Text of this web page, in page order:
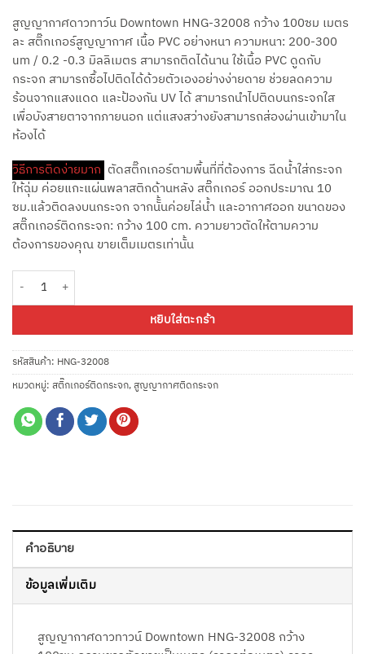
สูญญากาศดาวทาว์น Downtown HNG-32008 กว้าง 100ซม เมตร
ละ สติ๊กเกอร์สูญญากาศ เนื้อ PVC อย่างหนา ความหนา: 200-300
um / 0.2 -0.3 มิลลิเมตร สามารถติดได้นาน ใช้เนื้อ PVC ดูดกับ
กระจก สามารถซื้อไปติดได้ด้วยตัวเองอย่างง่ายดาย ช่วยลดความ
ร้อนจากแสงแดด และป้องกัน UV ได้ สามารถนำไปติดบนกระจกใส
เพื่อบังสายตาจากภายนอก แต่แสงสว่างยังสามารถส่องผ่านเข้ามาใน
ห้องได้
วิธีการติดง่ายมาก ตัดสติ๊กเกอร์ตามพื้นที่ที่ต้องการ ฉีดน้ำใส่กระจก
ให้ฉุ่ม ค่อยแกะแผ่นพลาสติกด้านหลัง สติ๊กเกอร์ ออกประมาณ 10
ซม.แล้วติดลงบนกระจก จากนัั้นค่อยไล่น้ำ และอากาศออก ขนาดของ
สติ๊กเกอร์ติดกระจก: กว้าง 100 cm. ความยาวตัดให้ตามความ
ต้องการของคุณ ขายเต็มเมตรเท่านั้น
หยิบใส่ตะกร้า
รหัสสินค้า: HNG-32008
หมวดหมู่: สติ๊กเกอร์ติดกระจก,สูญญากาศติดกระจก
คำอธิบาย
ข้อมูลเพิ่มเติม
สูญญากาศดาวทาวน์ Downtown HNG-32008 กว้าง